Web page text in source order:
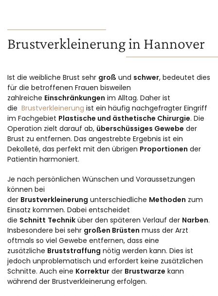
Brustverkleinerung in Hannover
Ist die weibliche Brust sehr groß und schwer, bedeutet dies
für die betroffenen Frauen bisweilen
zahlreiche Einschränkungen im Alltag. Daher ist
die Brustverkleinerung ist ein häufig nachgefragter Eingriff
im Fachgebiet Plastische und ästhetische Chirurgie. Die
Operation zielt darauf ab, überschüssiges Gewebe der
Brust zu entfernen. Das angestrebte Ergebnis ist ein
Dekolleté, das perfekt mit den übrigen Proportionen der
Patientin harmoniert.
Je nach persönlichen Wünschen und Voraussetzungen
können bei
der Brustverkleinerung unterschiedliche Methoden zum
Einsatz kommen. Dabei entscheidet
die Schnitt Technik über den späteren Verlauf der Narben.
Insbesondere bei sehr großen Brüsten muss der Arzt
oftmals so viel Gewebe entfernen, dass eine
zusätzliche Bruststraffung nötig werden kann. Dies ist
jedoch unproblematisch und erfordert keine zusätzlichen
Schnitte. Auch eine Korrektur der Brustwarze kann
während der Brustverkleinerung erfolgen.